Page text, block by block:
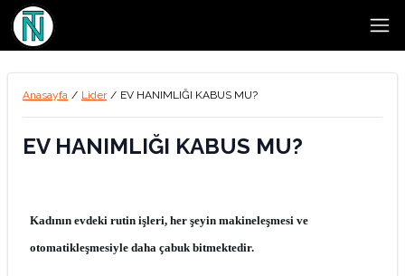
Anasayfa / Lider / EV HANIMLIĞI KABUS MU?
EV HANIMLIĞI KABUS MU?
Kadının evdeki rutin işleri, her şeyin makineleşmesi ve
otomatikleşmesiyle daha çabuk bitmektedir.